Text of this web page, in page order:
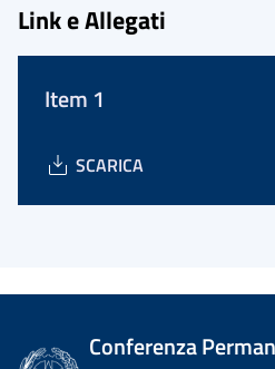
Link e Allegati
Item 1
SCARICA
Conferenza